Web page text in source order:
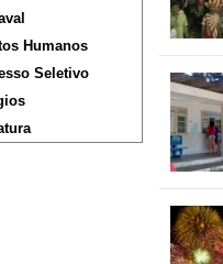
Humanos
Seletivo